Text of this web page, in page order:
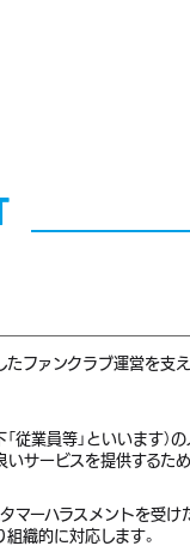
たファンクラブ運営を支
従業員等」といいます）
サービスを提供するた
マーハラスメントを受け
組織的に対応します。